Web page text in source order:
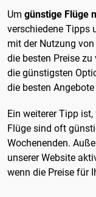
Um günstige Flüge
verschiedene Tipps
mit der Nutzung
die besten Preise
die günstigsten
die besten
Ein weiterer Tipp
Flüge sind oft
Wochenenden.
unserer Website
wenn die Preise für